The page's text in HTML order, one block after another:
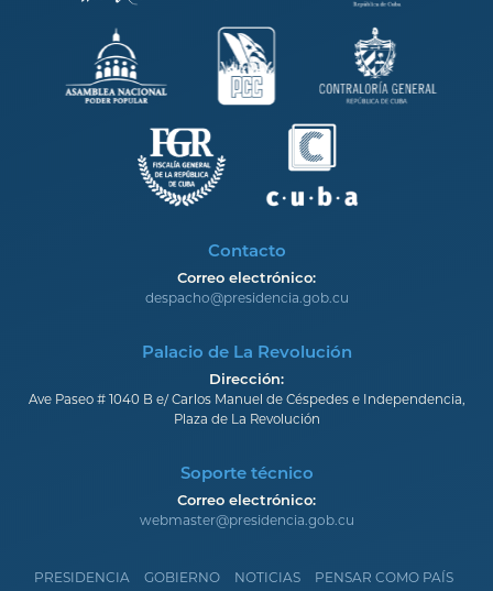
Contacto
Correo electrónico:
despacho@presidencia.gob.cu
Palacio de La Revolución
Dirección:
Ave Paseo # 1040 B e/ Carlos Manuel de Céspedes e Independencia,
Plaza de La Revolución
Soporte técnico
Correo electrónico:
webmaster@presidencia.gob.cu
PRESIDENCIA GOBIERNO NOTICIAS PENSAR COMO PAÍS